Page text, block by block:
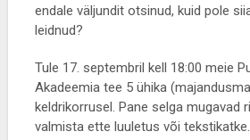
endale väljundit otsinud, kuid pole
leidnud?
Tule 17. septembril kell 18:00 meie
Akadeemia tee 5 ühika
keldrikorrusel. Pane selga mugavad
valmista ette luuletus või tekstikatke.